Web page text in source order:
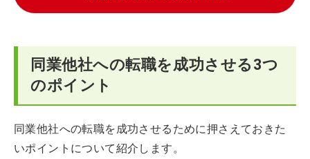
同業他社への転職を成功させる3つ
のポイント
同業他社への転職を成功させるために押さえておきた
いポイントについて紹介します。